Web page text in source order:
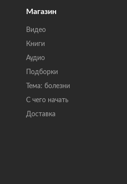
Магазин
Видео
Книги
Аудио
Подборки
Тема: болезни
С чего начать
Доставка